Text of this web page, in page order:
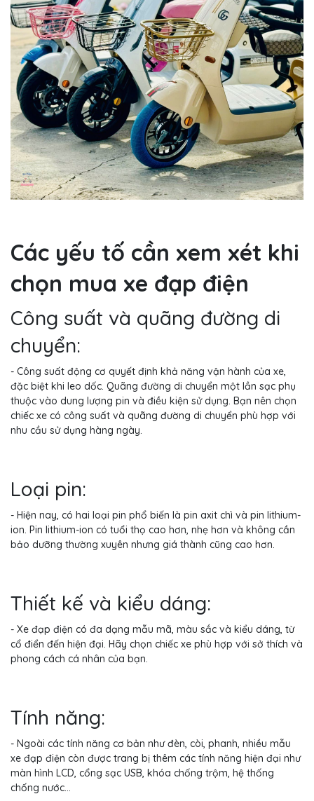
Các yếu tố cần xem xét khi
chọn mua xe đạp điện
Công suất và quãng đường di
chuyển:
- Công suất động cơ quyết định khả năng vận hành của xe,
đặc biệt khi leo dốc. Quãng đường di chuyển một lần sạc phụ
thuộc vào dung lượng pin và điều kiện sử dụng. Bạn nên chọn
chiếc xe có công suất và quãng đường di chuyển phù hợp với
nhu cầu sử dụng hàng ngày.
Loại pin:
- Hiện nay, có hai loại pin phổ biến là pin axit chì và pin lithium-
ion. Pin lithium-ion có tuổi thọ cao hơn, nhẹ hơn và không cần
bảo dưỡng thường xuyên nhưng giá thành cũng cao hơn.
Thiết kế và kiểu dáng:
- Xe đạp điện có đa dạng mẫu mã, màu sắc và kiểu dáng, từ
cổ điển đến hiện đại. Hãy chọn chiếc xe phù hợp với sở thích và
phong cách cá nhân của bạn.
Tính năng:
- Ngoài các tính năng cơ bản như đèn, còi, phanh, nhiều mẫu
xe đạp điện còn được trang bị thêm các tính năng hiện đại như
màn hình LCD, cổng sạc USB, khóa chống trộm, hệ thống
chống nước...